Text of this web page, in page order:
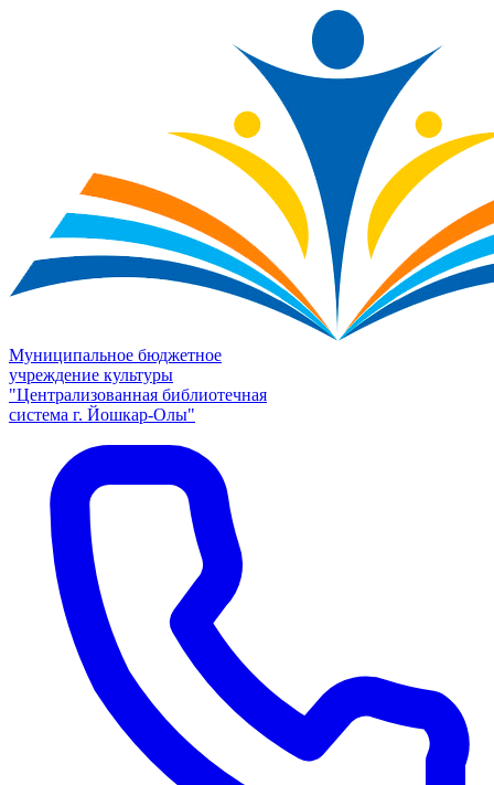
Муниципальное бюджетное
учреждение культуры
"Централизованная библиотечная
система г. Йошкар-Олы"